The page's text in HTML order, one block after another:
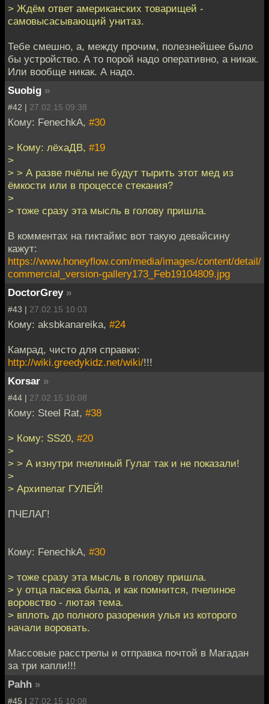
> Ждём ответ американских товарищей -
самовысасывающий унитаз.
Тебе смешно, а, между прочим, полезнейшее было
бы устройство. А то порой надо оперативно, а никак.
Или вообще никак. А надо.
Suobig »
#42 | 27.02.15 09:38
Кому: FenechkA, #30
> Кому: лёхаДВ, #19
>
> > А разве пчёлы не будут тырить этот мед из
ёмкости или в процессе стекания?
>
> тоже сразу эта мысль в голову пришла.
В комментах на гиктаймс вот такую девайсину
кажут:
https://www.honeyflow.com/media/images/content/detail/
commercial_version-gallery173_Feb19104809.jpg
DoctorGrey »
#43 | 27.02.15 10:03
Кому: aksbkanareika, #24
Камрад, чисто для справки:
http://wiki.greedykidz.net/wiki/!!!
Korsar »
#44 | 27.02.15 10:08
Кому: Steel Rat, #38
> Кому: SS20, #20
>
> > А изнутри пчелиный Гулаг так и не показали!
>
> Архипелаг ГУЛЕЙ!
ПЧЕЛАГ!
Кому: FenechkA, #30
> тоже сразу эта мысль в голову пришла.
> у отца пасека была, и как помнится, пчелиное
воровство - лютая тема.
> вплоть до полного разорения улья из которого
начали воровать.
Массовые расстрелы и отправка почтой в Магадан
за три капли!!!
Pahh »
#45 | 27.02.15 10:08